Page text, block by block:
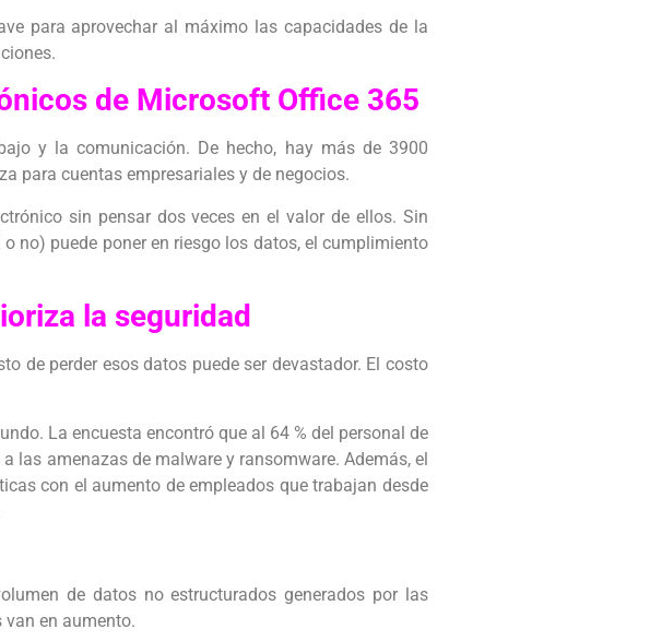
para aprovechar al máximo las capacidades de la
de Microsoft Office 365
y la comunicación. De hecho, hay más de 3900
para cuentas empresariales y de negocios.
sin pensar dos veces en el valor de ellos. Sin
no) puede poner en riesgo los datos, el cumplimiento
la seguridad
de perder esos datos puede ser devastador. El costo
La encuesta encontró que al 64 % del personal de
las amenazas de malware y ransomware. Además, el
con el aumento de empleados que trabajan desde
de datos no estructurados generados por las
en aumento.